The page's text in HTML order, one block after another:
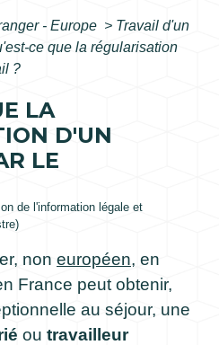
- Europe > Travail d'un
ce que la régularisation
?
LA
D'UN
LE
de l'information légale et
non européen, en
France peut obtenir,
au séjour, une
ou travailleur